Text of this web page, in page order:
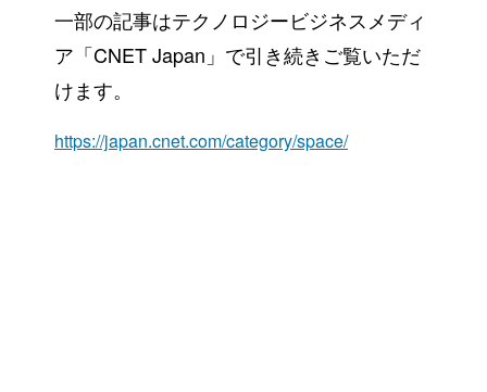
一部の記事はテクノロジービジネスメディ
ア「CNET Japan」で引き続きご覧いただ
けます。
https://japan.cnet.com/category/space/